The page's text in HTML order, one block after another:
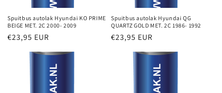
Spuitbus autolak Hyundai KO PRIME
BEIGE MET. 2C 2000- 2009
Normale
€23,95 EUR
Spuitbus autolak Hyundai QG
QUARTZ GOLD MET. 2C 1986- 1992
Normale
€23,95 EUR